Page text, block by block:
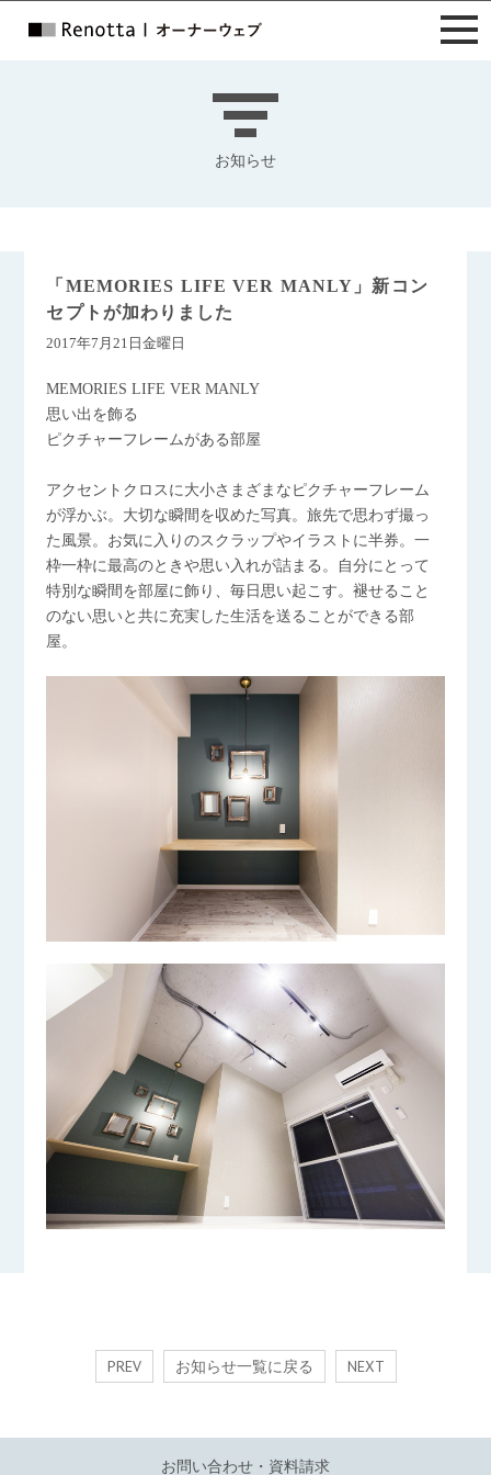
お知らせ
「MEMORIES LIFE VER MANLY」新コン
セプトが加わりました
2017年7月21日金曜日
MEMORIES LIFE VER MANLY
思い出を飾る
ピクチャーフレームがある部屋
アクセントクロスに大小さまざまなピクチャーフレーム
が浮かぶ。大切な瞬間を収めた写真。旅先で思わず撮っ
た風景。お気に入りのスクラップやイラストに半券。一
枠一枠に最高のときや思い入れが詰まる。自分にとって
特別な瞬間を部屋に飾り、毎日思い起こす。褪せること
のない思いと共に充実した生活を送ることができる部
屋。
PREV お知らせ一覧に戻る NEXT
お問い合わせ・資料請求